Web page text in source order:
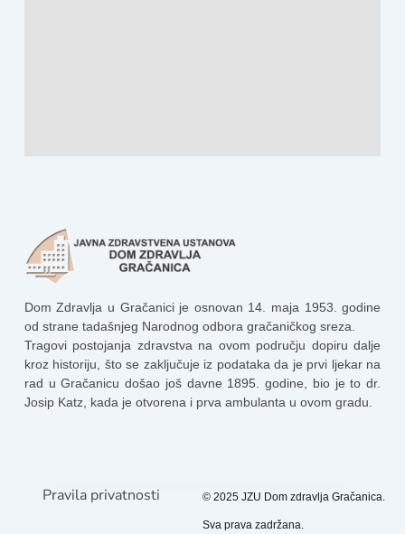
Dom Zdravlja u Gračanici je osnovan 14. maja 1953. godine
od strane tadašnjeg Narodnog odbora gračaničkog sreza.
Tragovi postojanja zdravstva na ovom području dopiru dalje
kroz historiju, što se zaključuje iz podataka da je prvi ljekar na
rad u Gračanicu došao još davne 1895. godine, bio je to dr.
Josip Katz, kada je otvorena i prva ambulanta u ovom gradu.
Pravila privatnosti © 2025 JZU Dom zdravlja Gračanica.
Sva prava zadržana.